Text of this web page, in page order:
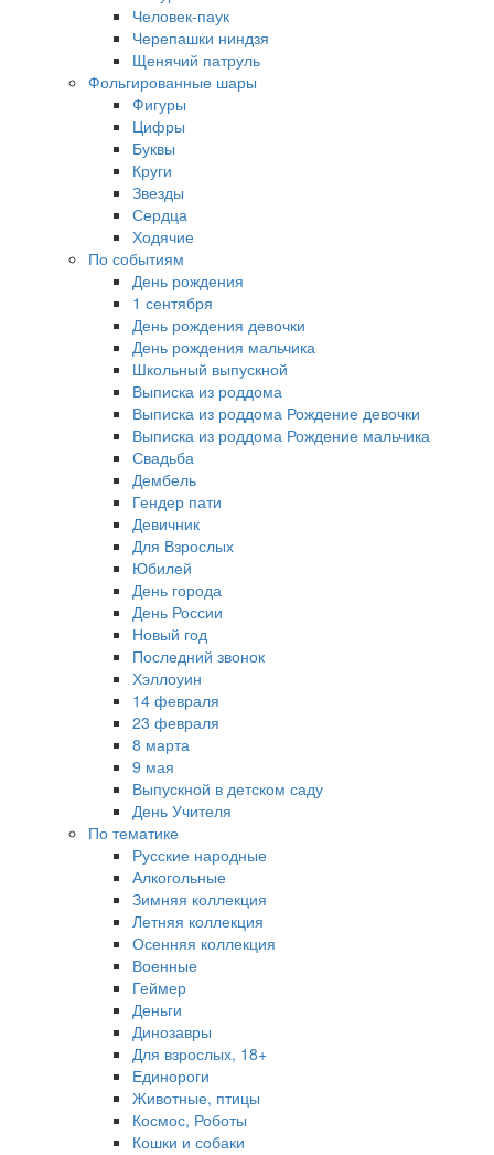
Человек-паук
Черепашки ниндзя
Щенячий патруль
Фольгированные шары
Фигуры
Цифры
Буквы
Круги
Звезды
Сердца
Ходячие
По событиям
День рождения
1 сентября
День рождения девочки
День рождения мальчика
Школьный выпускной
Выписка из роддома
Выписка из роддома Рождение девочки
Выписка из роддома Рождение мальчика
Свадьба
Дембель
Гендер пати
Девичник
Для Взрослых
Юбилей
День города
День России
Новый год
Последний звонок
Хэллоуин
14 февраля
23 февраля
8 марта
9 мая
Выпускной в детском саду
День Учителя
По тематике
Русские народные
Алкогольные
Зимняя коллекция
Летняя коллекция
Осенняя коллекция
Военные
Геймер
Деньги
Динозавры
Для взрослых, 18+
Единороги
Животные, птицы
Космос, Роботы
Кошки и собаки